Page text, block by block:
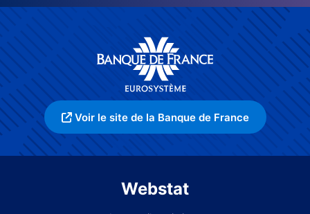
Voir le site de la Banque de France
Webstat